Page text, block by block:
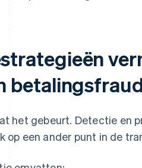
het gebeurt. Detectie en
op een ander punt in de